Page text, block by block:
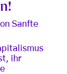
Sanfte
ihr